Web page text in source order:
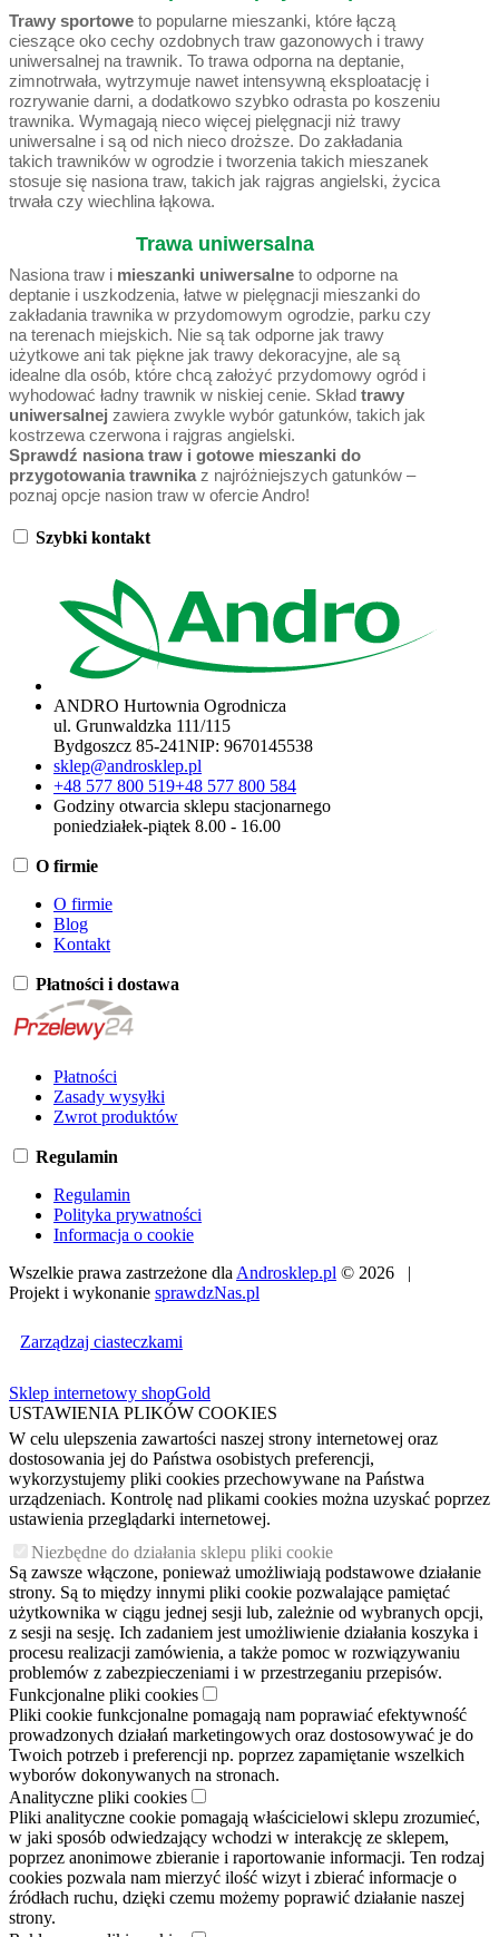
Trawy sportowe to popularne mieszanki, które łączą
cieszące oko cechy ozdobnych traw gazonowych i trawy
uniwersalnej na trawnik. To trawa odporna na deptanie,
zimnotrwała, wytrzymuje nawet intensywną eksploatację i
rozrywanie darni, a dodatkowo szybko odrasta po koszeniu
trawnika. Wymagają nieco więcej pielęgnacji niż trawy
uniwersalne i są od nich nieco droższe. Do zakładania
takich trawników w ogrodzie i tworzenia takich mieszanek
stosuje się nasiona traw, takich jak rajgras angielski, życica
trwała czy wiechlina łąkowa.
Trawa uniwersalna
Nasiona traw i mieszanki uniwersalne to odporne na
deptanie i uszkodzenia, łatwe w pielęgnacji mieszanki do
zakładania trawnika w przydomowym ogrodzie, parku czy
na terenach miejskich. Nie są tak odporne jak trawy
użytkowe ani tak piękne jak trawy dekoracyjne, ale są
idealne dla osób, które chcą założyć przydomowy ogród i
wyhodować ładny trawnik w niskiej cenie. Skład trawy
uniwersalnej zawiera zwykle wybór gatunków, takich jak
kostrzewa czerwona i rajgras angielski.
Sprawdź nasiona traw i gotowe mieszanki do
przygotowania trawnika z najróżniejszych gatunków –
poznaj opcje nasion traw w ofercie Andro!
Szybki kontakt
ANDRO Hurtownia Ogrodnicza
ul. Grunwaldzka 111/115
Bydgoszcz 85-241NIP: 9670145538
sklep@androsklep.pl
+48 577 800 519+48 577 800 584
Godziny otwarcia sklepu stacjonarnego
poniedziałek-piątek 8.00 - 16.00
O firmie
O firmie
Blog
Kontakt
Płatności i dostawa
Płatności
Zasady wysyłki
Zwrot produktów
Regulamin
Regulamin
Polityka prywatności
Informacja o cookie
Wszelkie prawa zastrzeżone dla Androsklep.pl © 2026 |
Projekt i wykonanie sprawdzNas.pl
Zarządzaj ciasteczkami
Sklep internetowy shopGold
USTAWIENIA PLIKÓW COOKIES
W celu ulepszenia zawartości naszej strony internetowej oraz
dostosowania jej do Państwa osobistych preferencji,
wykorzystujemy pliki cookies przechowywane na Państwa
urządzeniach. Kontrolę nad plikami cookies można uzyskać poprzez
ustawienia przeglądarki internetowej.
Niezbędne do działania sklepu pliki cookie
Są zawsze włączone, ponieważ umożliwiają podstawowe działanie
strony. Są to między innymi pliki cookie pozwalające pamiętać
użytkownika w ciągu jednej sesji lub, zależnie od wybranych opcji,
z sesji na sesję. Ich zadaniem jest umożliwienie działania koszyka i
procesu realizacji zamówienia, a także pomoc w rozwiązywaniu
problemów z zabezpieczeniami i w przestrzeganiu przepisów.
Funkcjonalne pliki cookies
Pliki cookie funkcjonalne pomagają nam poprawiać efektywność
prowadzonych działań marketingowych oraz dostosowywać je do
Twoich potrzeb i preferencji np. poprzez zapamiętanie wszelkich
wyborów dokonywanych na stronach.
Analityczne pliki cookies
Pliki analityczne cookie pomagają właścicielowi sklepu zrozumieć,
w jaki sposób odwiedzający wchodzi w interakcję ze sklepem,
poprzez anonimowe zbieranie i raportowanie informacji. Ten rodzaj
cookies pozwala nam mierzyć ilość wizyt i zbierać informacje o
źródłach ruchu, dzięki czemu możemy poprawić działanie naszej
strony.